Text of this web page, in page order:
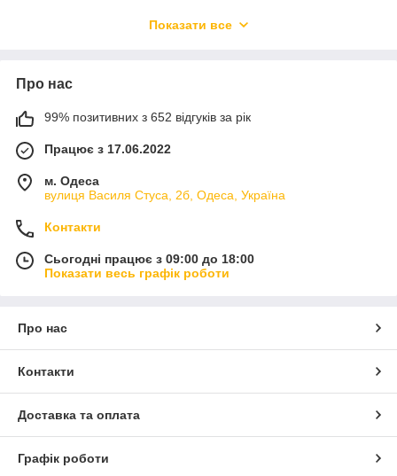
зможете створити комфортну атмосферу в своїй ванній
Чому саме ми?
Співпрацюючи з нами, щоб замовити душові стійки для
доступну ціну на душові стійки від виробника;
підбір зовнішнього вигляду під дизайн вашої ванної
кімнати;
вибір надійного та перевіреного виробника з
просту конструкцію, завдяки чому її легко монтувати.
комплектацією (з мильницею, полочками або
Показати все
Про нас
99% позитивних з 652 відгуків за рік
Працює з 17.06.2022
м. Одеса
вулиця Василя Стуса, 2б, Одеса, Україна
Контакти
Сьогодні працює з 09:00 до 18:00
Показати весь графік роботи
Про нас
Контакти
Доставка та оплата
Графік роботи